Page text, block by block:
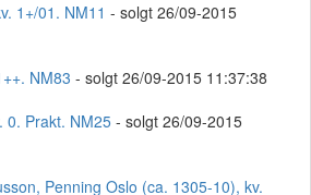
1+/01. NM11 - solgt 26/09-2015
NM83 - solgt 26/09-2015 11:37:38
0. Prakt. NM25 - solgt 26/09-2015
Penning Oslo (ca. 1305-10), kv.